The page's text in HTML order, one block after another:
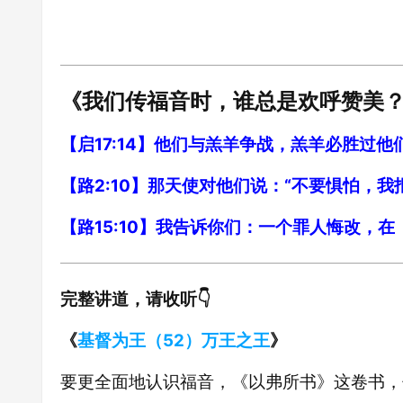
《我们传福音时，谁总是欢呼赞美
【启17:14】他们与羔羊争战，羔羊必胜过
【路2:10】那天使对他们说：“不要惧怕，
【路15:10】我告诉你们：一个罪人悔改，
完整讲道，请收听👇
《基督为王（52）万王之王》
要更全面地认识福音，《以弗所书》这卷书